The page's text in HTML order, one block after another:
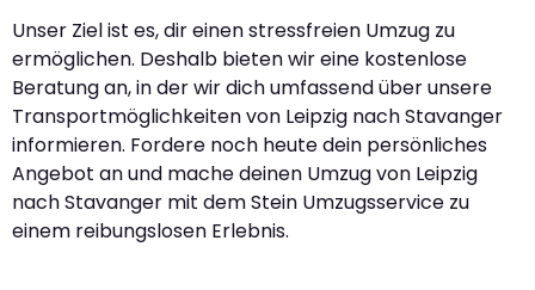
Unser Ziel ist es, dir einen stressfreien Umzug zu
ermöglichen. Deshalb bieten wir eine kostenlose
Beratung an, in der wir dich umfassend über unsere
Transportmöglichkeiten von Leipzig nach Stavanger
informieren. Fordere noch heute dein persönliches
Angebot an und mache deinen Umzug von Leipzig
nach Stavanger mit dem Stein Umzugsservice zu
einem reibungslosen Erlebnis.